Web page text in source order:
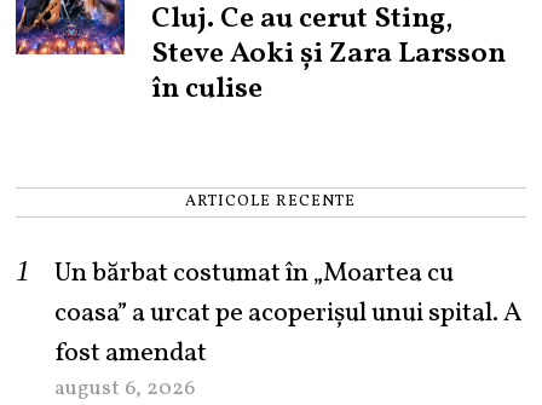
Cluj. Ce au cerut Sting,
Steve Aoki și Zara Larsson
în culise
ARTICOLE RECENTE
Un bărbat costumat în „Moartea cu
coasa” a urcat pe acoperișul unui spital. A
fost amendat
august 6, 2026